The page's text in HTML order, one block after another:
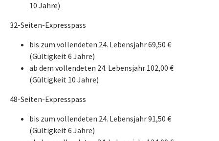
10 Jahre)
32-Seiten-Expresspass
bis zum vollendeten 24. Lebensjahr 69,50 €
(Gültigkeit 6 Jahre)
ab dem vollendeten 24. Lebensjahr 102,00 €
(Gültigkeit 10 Jahre)
48-Seiten-Expresspass
bis zum vollendeten 24. Lebensjahr 91,50 €
(Gültigkeit 6 Jahre)